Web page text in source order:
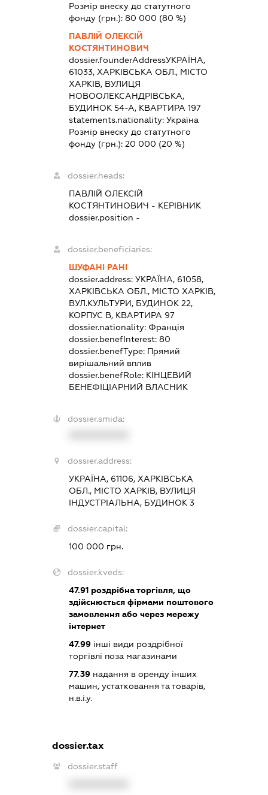
Розмір внеску до статутного
фонду (грн.):80 000 (80 %)
ПАВЛІЙ ОЛЕКСІЙ
КОСТЯНТИНОВИЧ
dossier.founderAddressУКРАЇНА,
61033, ХАРКІВСЬКА ОБЛ., МІСТО
ХАРКІВ, ВУЛИЦЯ
НОВООЛЕКСАНДРІВСЬКА,
БУДИНОК 54-А, КВАРТИРА 197
statements.nationality:Україна
Розмір внеску до статутного
фонду (грн.):20 000 (20 %)
dossier.heads:
ПАВЛІЙ ОЛЕКСІЙ
КОСТЯНТИНОВИЧ - КЕРІВНИК
dossier.position -
dossier.beneficiaries:
ШУФАНІ РАНІ
dossier.address:УКРАЇНА, 61058,
ХАРКІВСЬКА ОБЛ., МІСТО ХАРКІВ,
ВУЛ.КУЛЬТУРИ, БУДИНОК 22,
КОРПУС В, КВАРТИРА 97
dossier.nationality: Франція
dossier.benefInterest:80
dossier.benefType: Прямий
вирішальний вплив
dossier.benefRole: КІНЦЕВИЙ
БЕНЕФІЦІАРНИЙ ВЛАСНИК
dossier.smida:
dossier.address:
УКРАЇНА, 61106, ХАРКІВСЬКА
ОБЛ., МІСТО ХАРКІВ, ВУЛИЦЯ
ІНДУСТРІАЛЬНА, БУДИНОК 3
dossier.capital:
100 000 грн.
dossier.kveds:
47.91 роздрібна торгівля, що
здійснюється фірмами поштового
замовлення або через мережу
інтернет
47.99 інші види роздрібної
торгівлі поза магазинами
77.39 надання в оренду інших
машин, устатковання та товарів,
н.в.і.у.
dossier.tax
dossier.staff